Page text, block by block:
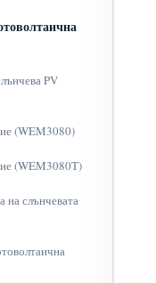
PV
(WEM3080)
(WEM3080T)
на слънчевата